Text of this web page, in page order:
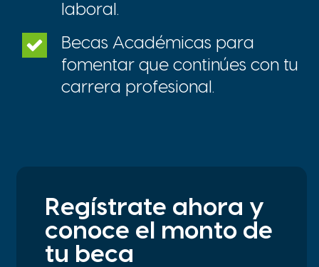
laboral.
Becas Académicas para
fomentar que continúes con tu
carrera profesional.
Regístrate ahora y
conoce el monto de
tu beca